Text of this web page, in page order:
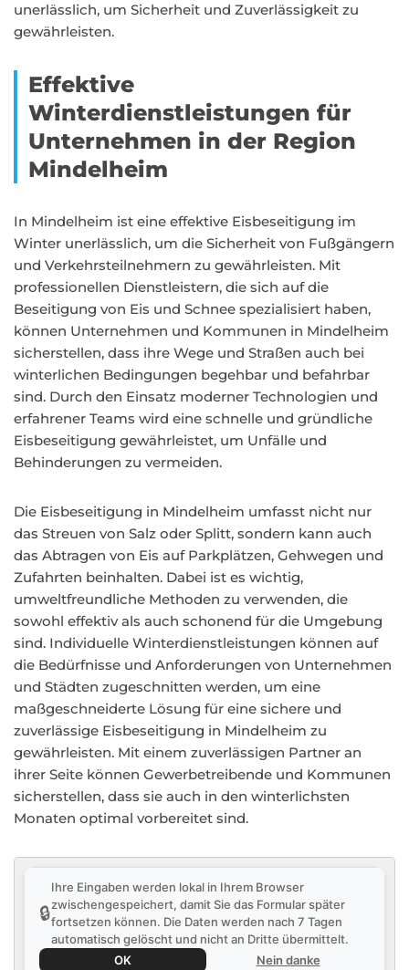
unerlässlich, um Sicherheit und Zuverlässigkeit zu
gewährleisten.
Effektive
Winterdienstleistungen für
Unternehmen in der Region
Mindelheim
In Mindelheim ist eine effektive Eisbeseitigung im
Winter unerlässlich, um die Sicherheit von Fußgängern
und Verkehrsteilnehmern zu gewährleisten. Mit
professionellen Dienstleistern, die sich auf die
Beseitigung von Eis und Schnee spezialisiert haben,
können Unternehmen und Kommunen in Mindelheim
sicherstellen, dass ihre Wege und Straßen auch bei
winterlichen Bedingungen begehbar und befahrbar
sind. Durch den Einsatz moderner Technologien und
erfahrener Teams wird eine schnelle und gründliche
Eisbeseitigung gewährleistet, um Unfälle und
Behinderungen zu vermeiden.
Die Eisbeseitigung in Mindelheim umfasst nicht nur
das Streuen von Salz oder Splitt, sondern kann auch
das Abtragen von Eis auf Parkplätzen, Gehwegen und
Zufahrten beinhalten. Dabei ist es wichtig,
umweltfreundliche Methoden zu verwenden, die
sowohl effektiv als auch schonend für die Umgebung
sind. Individuelle Winterdienstleistungen können auf
die Bedürfnisse und Anforderungen von Unternehmen
und Städten zugeschnitten werden, um eine
maßgeschneiderte Lösung für eine sichere und
zuverlässige Eisbeseitigung in Mindelheim zu
gewährleisten. Mit einem zuverlässigen Partner an
ihrer Seite können Gewerbetreibende und Kommunen
sicherstellen, dass sie auch in den winterlichsten
Monaten optimal vorbereitet sind.
🔒
Ihre Eingaben werden lokal in Ihrem Browser
zwischengespeichert, damit Sie das Formular später
fortsetzen können. Die Daten werden nach 7 Tagen
automatisch gelöscht und nicht an Dritte übermittelt.
OK
Nein danke